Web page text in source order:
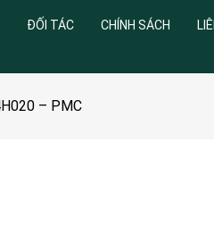
ĐỐI TÁC CHÍNH SÁCH
– PMC